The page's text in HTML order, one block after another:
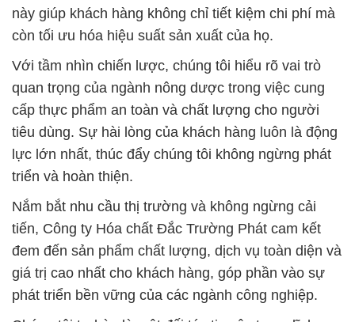
này giúp khách hàng không chỉ tiết kiệm chi phí mà
còn tối ưu hóa hiệu suất sản xuất của họ.
Với tầm nhìn chiến lược, chúng tôi hiểu rõ vai trò
quan trọng của ngành nông dược trong việc cung
cấp thực phẩm an toàn và chất lượng cho người
tiêu dùng. Sự hài lòng của khách hàng luôn là động
lực lớn nhất, thúc đẩy chúng tôi không ngừng phát
triển và hoàn thiện.
Nắm bắt nhu cầu thị trường và không ngừng cải
tiến, Công ty Hóa chất Đắc Trường Phát cam kết
đem đến sản phẩm chất lượng, dịch vụ toàn diện và
giá trị cao nhất cho khách hàng, góp phần vào sự
phát triển bền vững của các ngành công nghiệp.